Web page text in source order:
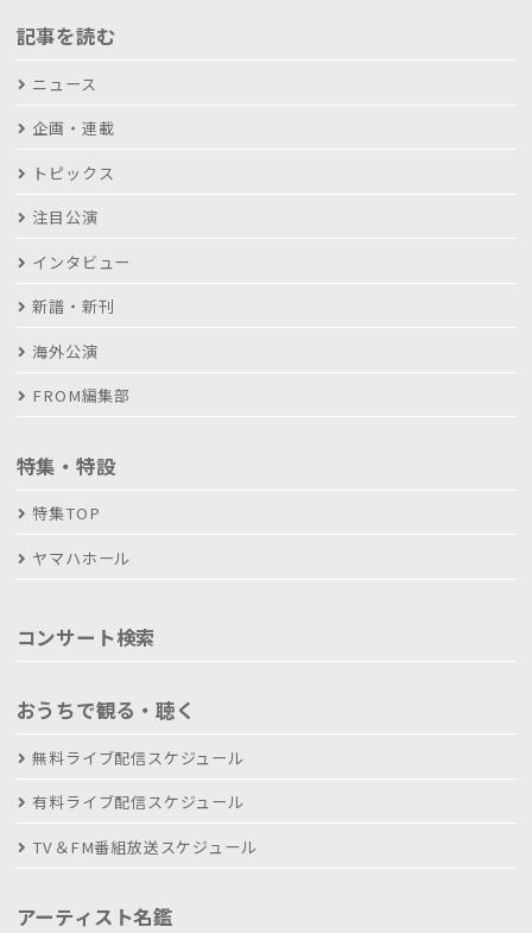
記事を読む
ニュース
企画・連載
トピックス
注目公演
インタビュー
新譜・新刊
海外公演
FROM編集部
特集・特設
特集TOP
ヤマハホール
コンサート検索
おうちで観る・聴く
無料ライブ配信スケジュール
有料ライブ配信スケジュール
TV＆FM番組放送スケジュール
アーティスト名鑑